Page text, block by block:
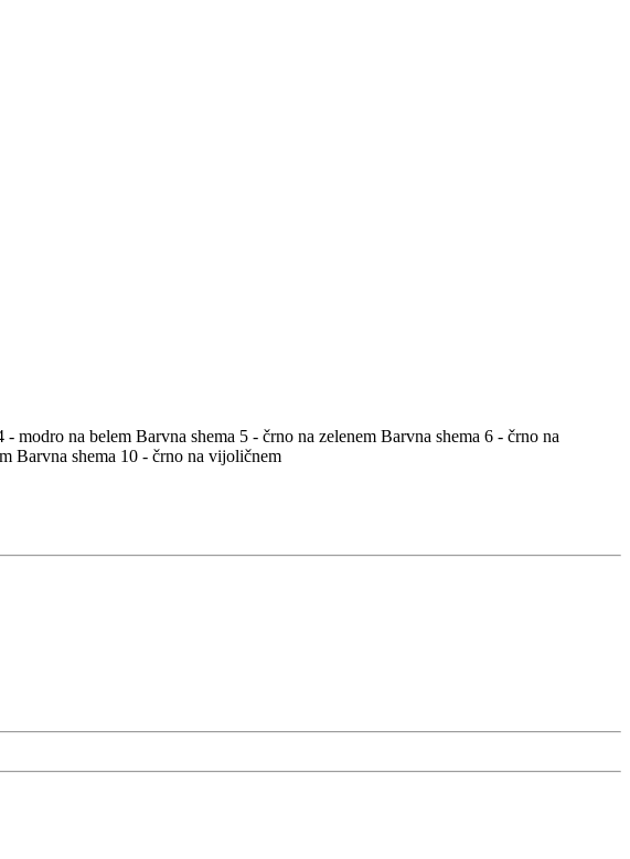
- modro na belem Barvna shema 5 - črno na zelenem Barvna shema 6 - črno na
Barvna shema 10 - črno na vijoličnem